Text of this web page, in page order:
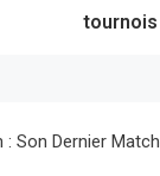
tournois
: Son Dernier